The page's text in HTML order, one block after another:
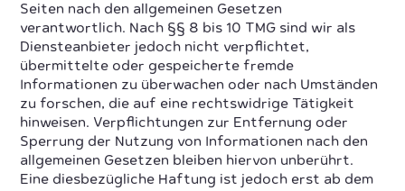
Seiten nach den allgemeinen Gesetzen
verantwortlich. Nach §§ 8 bis 10 TMG sind wir als
Diensteanbieter jedoch nicht verpflichtet,
übermittelte oder gespeicherte fremde
Informationen zu überwachen oder nach Umständen
zu forschen, die auf eine rechtswidrige Tätigkeit
hinweisen. Verpflichtungen zur Entfernung oder
Sperrung der Nutzung von Informationen nach den
allgemeinen Gesetzen bleiben hiervon unberührt.
Eine diesbezügliche Haftung ist jedoch erst ab dem